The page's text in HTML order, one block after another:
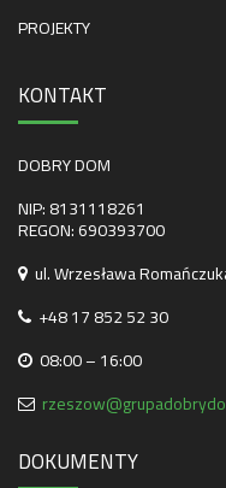
PROJEKTY
KONTAKT
DOBRY DOM
NIP: 8131118261
REGON: 690393700
ul. Wrzesława
+48 17 852 52 30
08:00 – 16:00
DOKUMENTY